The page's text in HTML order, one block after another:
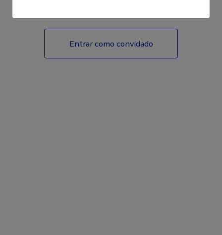
Entrar como convidado